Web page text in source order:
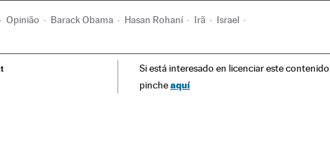
Opinião Barack Obama Hasan Rohaní Irã Israel
médio Ásia América do Norte
Armas nucleares
Si está interesado en licenciar este contenido,
pincheaquí